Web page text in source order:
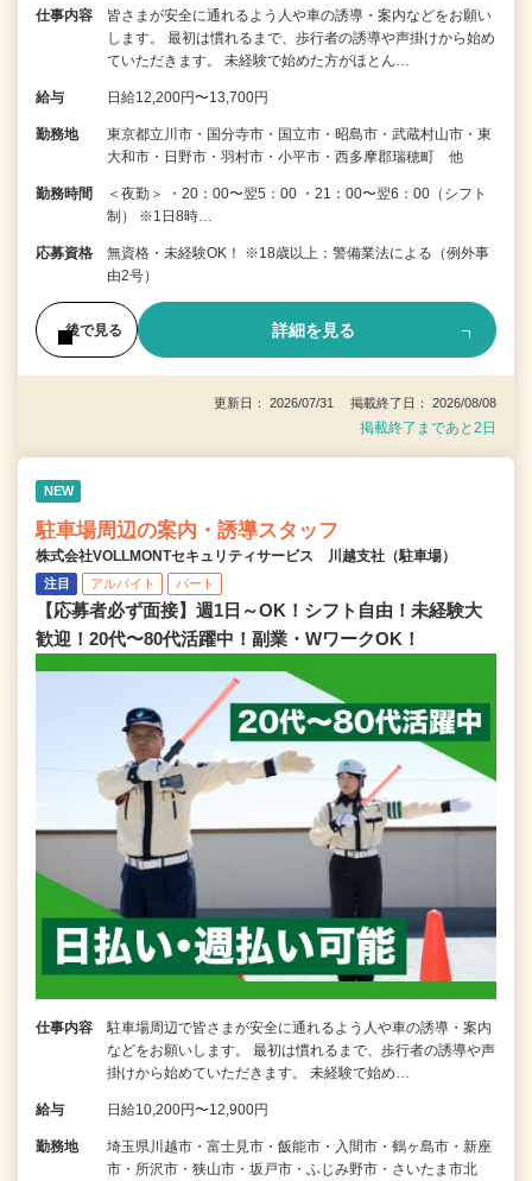
仕事内容
皆さまが安全に通れるよう人や車の誘導・案内などをお願い
します。 最初は慣れるまで、歩行者の誘導や声掛けから始め
ていただきます。 未経験で始めた方がほとん…
給与 日給12,200円〜13,700円
勤務地
東京都立川市・国分寺市・国立市・昭島市・武蔵村山市・東
大和市・日野市・羽村市・小平市・西多摩郡瑞穂町 他
勤務時間
＜夜勤＞ ・20：00〜翌5：00 ・21：00〜翌6：00（シフト
制） ※1日8時…
応募資格
無資格・未経験OK！ ※18歳以上：警備業法による（例外事
由2号）
後で見る 詳細を見る
更新日： 2026/07/31 掲載終了日： 2026/08/08
掲載終了まであと2日
NEW
駐車場周辺の案内・誘導スタッフ
株式会社VOLLMONTセキュリティサービス 川越支社（駐車場）
注目 アルバイト パート
【応募者必ず面接】週1日～OK！シフト自由！未経験大
歓迎！20代〜80代活躍中！副業・WワークOK！
仕事内容
駐車場周辺で皆さまが安全に通れるよう人や車の誘導・案内
などをお願いします。 最初は慣れるまで、歩行者の誘導や声
掛けから始めていただきます。 未経験で始め…
給与 日給10,200円〜12,900円
勤務地
埼玉県川越市・富士見市・飯能市・入間市・鶴ヶ島市・新座
市・所沢市・狭山市・坂戸市・ふじみ野市・さいたま市北